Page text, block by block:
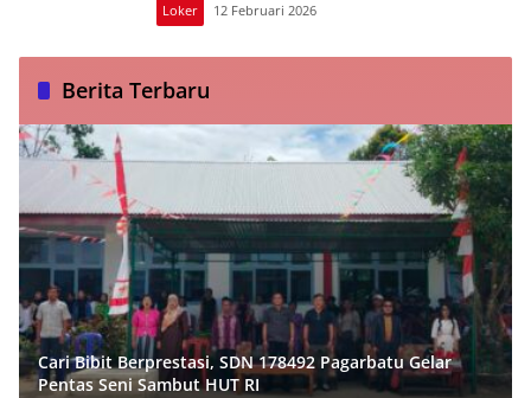
Loker 12 Februari 2026
Berita Terbaru
Cari Bibit Berprestasi, SDN 178492 Pagarbatu Gelar
Pentas Seni Sambut HUT RI